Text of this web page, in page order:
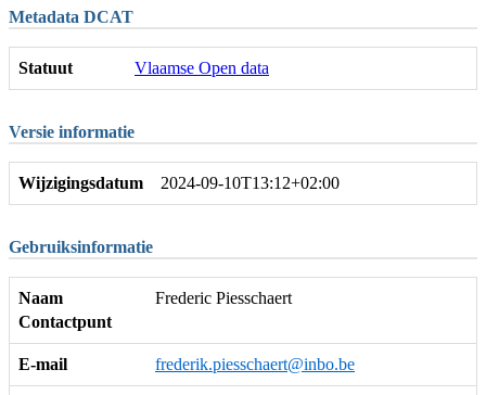
Metadata DCAT
Statuut Vlaamse Open data
Versie informatie
Wijzigingsdatum 2024-09-10T13:12+02:00
Gebruiksinformatie
Naam
Contactpunt
Frederic Piesschaert
E-mail frederik.piesschaert@inbo.be